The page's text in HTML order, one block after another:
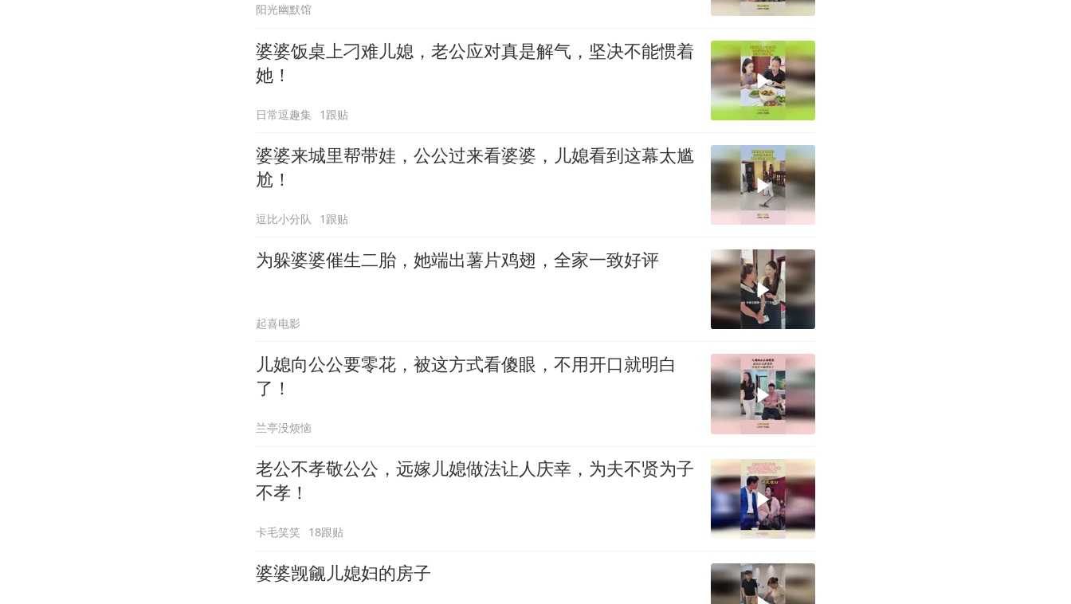
阳光幽默馆
婆婆饭桌上刁难儿媳，老公应对真是解气，坚决不能惯着
她！
日常逗趣集 1跟贴
婆婆来城里帮带娃，公公过来看婆婆，儿媳看到这幕太尴
尬！
逗比小分队 1跟贴
为躲婆婆催生二胎，她端出薯片鸡翅，全家一致好评
起喜电影
儿媳向公公要零花，被这方式看傻眼，不用开口就明白
了！
兰亭没烦恼
老公不孝敬公公，远嫁儿媳做法让人庆幸，为夫不贤为子
不孝！
卡毛笑笑 18跟贴
婆婆觊觎儿媳妇的房子